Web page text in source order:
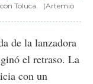
Toluca.
(Artemio
de la lanzadora
el retraso. La
con un